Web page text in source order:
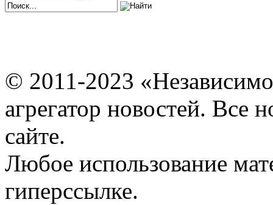
© 2011-2023
агрегатор новостей. Все
сайте.
Любое использование
гиперссылке.